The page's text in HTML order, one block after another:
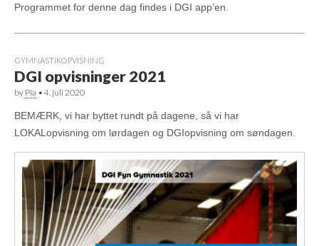
Programmet for denne dag findes i DGI app’en.
GYMNASTIKOPVISNING
DGI opvisninger 2021
by Pia • 4. juli 2020
BEMÆRK, vi har byttet rundt på dagene, så vi har
LOKALopvisning om lørdagen og DGIopvisning om søndagen.